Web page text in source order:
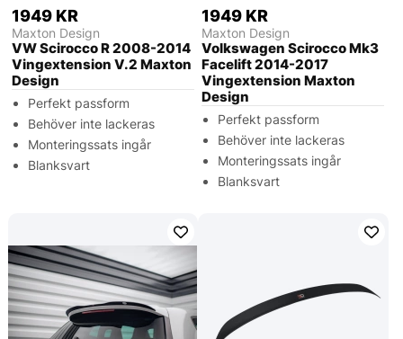
1949 KR
Maxton Design
VW Scirocco R 2008-2014
Vingextension V.2 Maxton
Design
Perfekt passform
Behöver inte lackeras
Monteringssats ingår
Blanksvart
1949 KR
Maxton Design
Volkswagen Scirocco Mk3
Facelift 2014-2017
Vingextension Maxton
Design
Perfekt passform
Behöver inte lackeras
Monteringssats ingår
Blanksvart